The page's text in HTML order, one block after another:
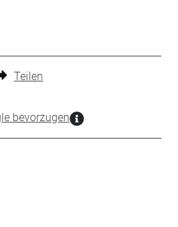
Teilen
bevorzugen